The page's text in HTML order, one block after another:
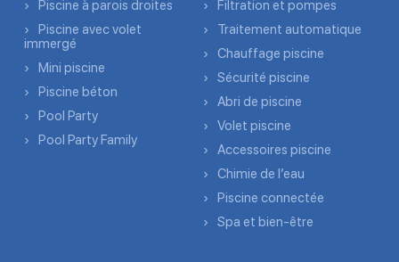
Piscine à parois droites
Piscine avec volet
immergé
Mini piscine
Piscine béton
Pool Party
Pool Party Family
Filtration et pompes
Traitement automatique
Chauffage piscine
Sécurité piscine
Abri de piscine
Volet piscine
Accessoires piscine
Chimie de l’eau
Piscine connectée
Spa et bien-être